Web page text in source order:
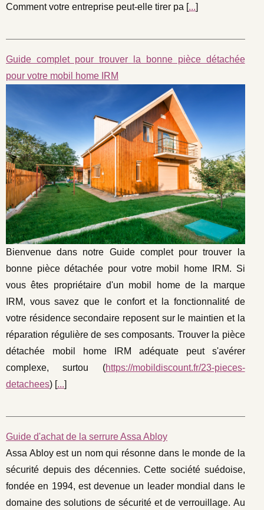
Comment votre entreprise peut-elle tirer pa [...]
Guide complet pour trouver la bonne pièce détachée
pour votre mobil home IRM
Bienvenue dans notre Guide complet pour trouver la
bonne pièce détachée pour votre mobil home IRM. Si
vous êtes propriétaire d'un mobil home de la marque
IRM, vous savez que le confort et la fonctionnalité de
votre résidence secondaire reposent sur le maintien et la
réparation régulière de ses composants. Trouver la pièce
détachée mobil home IRM adéquate peut s'avérer
complexe, surtou (https://mobildiscount.fr/23-pieces-
detachees) [...]
Guide d'achat de la serrure Assa Abloy
Assa Abloy est un nom qui résonne dans le monde de la
sécurité depuis des décennies. Cette société suédoise,
fondée en 1994, est devenue un leader mondial dans le
domaine des solutions de sécurité et de verrouillage. Au